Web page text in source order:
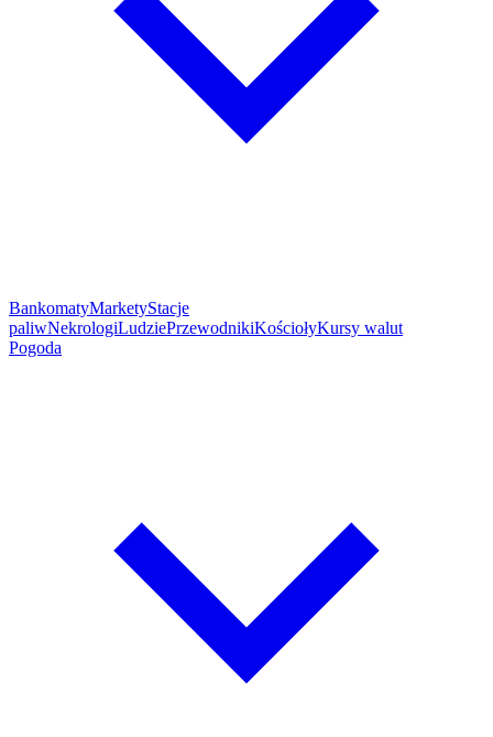
BankomatyMarketyStacje
paliwNekrologiLudziePrzewodnikiKościołyKursy walut
Pogoda